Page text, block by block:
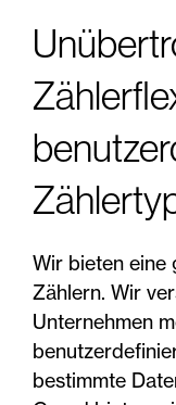
Wir bieten eine
Zählern. Wir
Unternehmen
bestimmte